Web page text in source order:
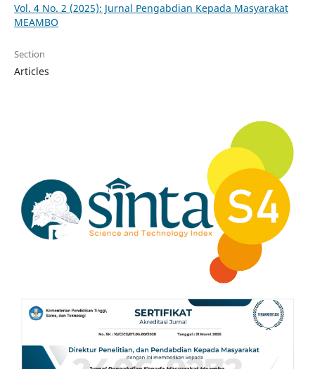
Vol. 4 No. 2 (2025): Jurnal Pengabdian Kepada Masyarakat
MEAMBO
Section
Articles